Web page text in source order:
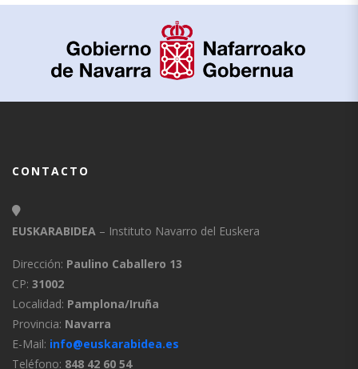
CONTACTO
EUSKARABIDEA – Instituto Navarro del Euskera
Dirección: Paulino Caballero 13
CP: 31002
Localidad: Pamplona/Iruña
Provincia: Navarra
E-Mail: info@euskarabidea.es
Teléfono: 848 42 60 54